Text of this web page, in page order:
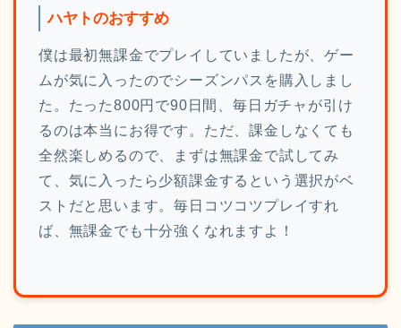
ハヤトのおすすめ
僕は最初無課金でプレイしていましたが、ゲー
ムが気に入ったのでシーズンパスを購入しまし
た。たった800円で90日間、毎日ガチャが引け
るのは本当にお得です。ただ、課金しなくても
全然楽しめるので、まずは無課金で試してみ
て、気に入ったら少額課金するという選択がベ
ストだと思います。毎日コツコツプレイすれ
ば、無課金でも十分強くなれますよ！